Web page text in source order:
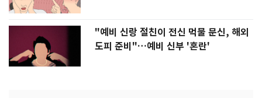
"예비 신랑 절친이 전신 먹물 문신, 해외
도피 준비"…예비 신부 '혼란'